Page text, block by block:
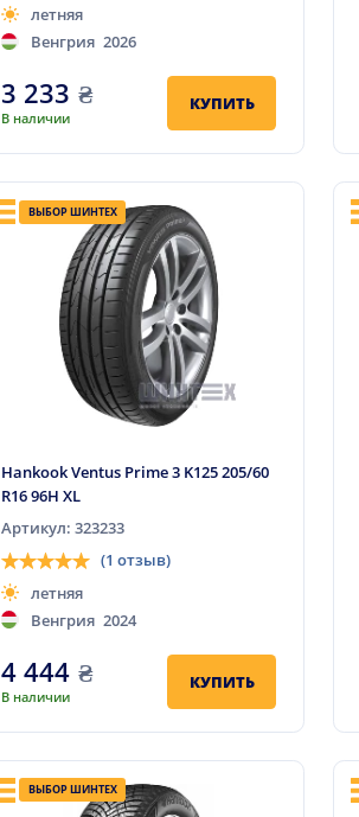
летняя
Венгрия 2026
3 233 ₴
В наличии
КУПИТЬ
ВЫБОР ШИНТЕХ
Hankook Ventus Prime 3 K125 205/60
R16 96H XL
Артикул: 323233
(1 отзыв)
летняя
Венгрия 2024
4 444 ₴
В наличии
КУПИТЬ
ВЫБОР ШИНТЕХ